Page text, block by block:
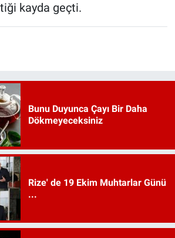
kayda geçti.
Bunu Duyunca Çayı Bir Daha
Dökmeyeceksiniz
Rize' de 19 Ekim Muhtarlar Günü
...